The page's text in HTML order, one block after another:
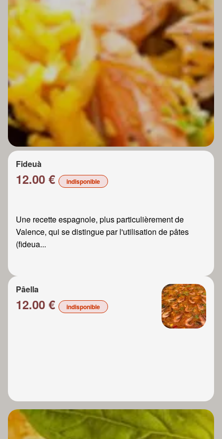
Fideuà
12.00 € indisponible
Une recette espagnole, plus particulièrement de
Valence, qui se distingue par l'utilisation de pâtes
(fideua...
Pâella
12.00 € indisponible